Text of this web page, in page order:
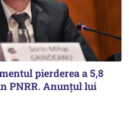
pierderea a 5,8
PNRR. Anunțul lui